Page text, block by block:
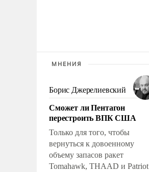
МНЕНИЯ
Борис Джерелиевский
Сможет ли Пентагон
перестроить ВПК США
Только для того, чтобы
вернуться к довоенному
объему запасов ракет
Tomahawk, THAAD и Patriot